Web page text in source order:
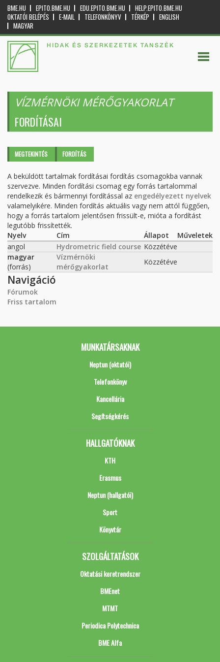
BME.HU EPITO.BME.HU EDU.EPITO.BME.HU
HELP.EPITO.BME.HU
OKTATÓI BELÉPÉS
E-MAIL TELEFONKÖNYV TÉRKÉP
ENGLISH
MAGYAR
HIDAK ÉS SZERKEZETEK TANSZÉK
VÍZMÉRNÖKI MÉRŐGYAKORLAT
FORDÍTÁSAI
Elsődleges fülek
MEGTEKINTÉS FORDÍTÁS
A beküldött tartalmak fordításai fordítás csomagokba vannak
szervezve. Minden fordítási csomag egy forrás tartalommal
rendelkezik és bármennyi fordítással az engedélyezett nyelvek
valamelyikére. Minden fordítás aktuális vagy nem attól függően,
hogy a forrás tartalom jelentősen frissült-e, mióta a fordítást
legutóbb frissítették.
Nyelv
Cím Állapot
Műveletek
angol
Hydrometric field course Közzétéve
magyar
(forrás)
Vízmérnöki
mérőgyakorlat
Közzétéve
Navigáció
Fórumok
Friss tartalom
MUNKATÁRSAKNAK
Neptun (oktatói)
Telefonkönyv
Kancellária
Segítségkérés
HALLGATÓKNAK
KTH
Erasmus
Neptun (hallgatói)
Sport
Könyvtár
SZOLGÁLTATÁSOK
Oktatási keretrendszer
BMEnet
MTMT
Periodica Polytechnica
BME Alfa